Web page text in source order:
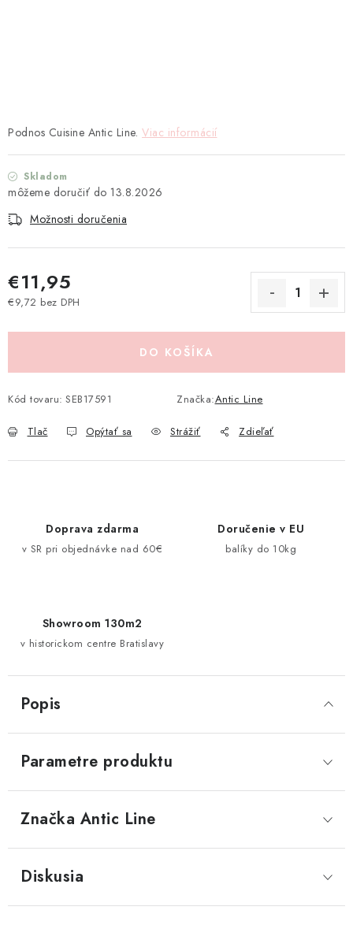
BLANC MARICLO´
ZNAČKY
Ako nakupovať
Obchodné podmienky
Podnos Cuisine Antic Line. Viac informácií
Skladom
13.8.2026
Možnosti doručenia
€11,95
€9,72 bez DPH
DO KOŠÍKA
Kód tovaru: SEB17591 Značka:Antic Line
Tlač Opýtať sa Strážiť Zdieľať
Doprava zdarma
v SR pri objednávke nad 60€
Doručenie v EU
balíky do 10kg
Showroom 130m2
v historickom centre Bratislavy
Popis
Parametre produktu
Značka Antic Line
Diskusia